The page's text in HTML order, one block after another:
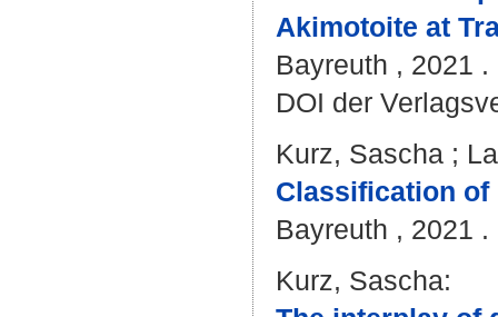
Akimotoite at
Bayreuth , 2021 .
DOI der
Kurz, Sascha ;
Classification of
Bayreuth , 2021 .
Kurz, Sascha: